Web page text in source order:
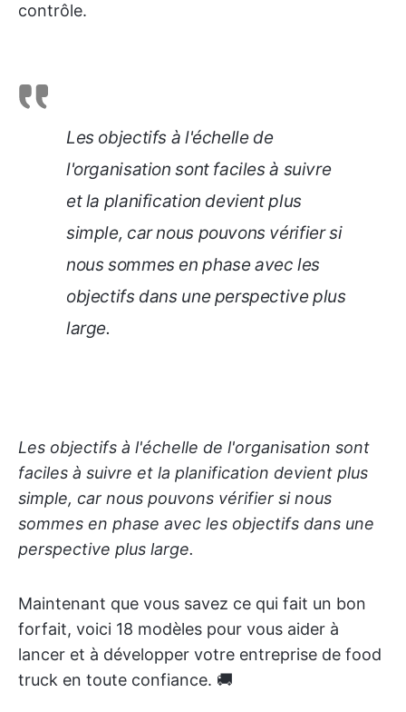
contrôle.
Les objectifs à l'échelle de
l'organisation sont faciles à suivre
et la planification devient plus
simple, car nous pouvons vérifier si
nous sommes en phase avec les
objectifs dans une perspective plus
large.
Les objectifs à l'échelle de l'organisation sont
faciles à suivre et la planification devient plus
simple, car nous pouvons vérifier si nous
sommes en phase avec les objectifs dans une
perspective plus large.
Maintenant que vous savez ce qui fait un bon
forfait, voici 18 modèles pour vous aider à
lancer et à développer votre entreprise de food
truck en toute confiance. 🚚